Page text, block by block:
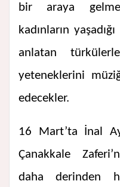
bir araya
kadınların
anlatan
yeteneklerini
edecekler.
16 Mart’ta İnal
Çanakkale
daha derinden